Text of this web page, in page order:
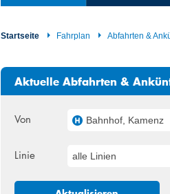
Startseite Fahrplan Abfahrten &
Aktuelle Abfahrten &
Von Bahnhof, Kamenz
Linie alle Linien